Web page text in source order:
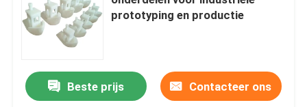
CNC Draaiende Malendelen
CNC Roestvrij staaldelen
prototyping en productie
Beste prijs Contacteer ons